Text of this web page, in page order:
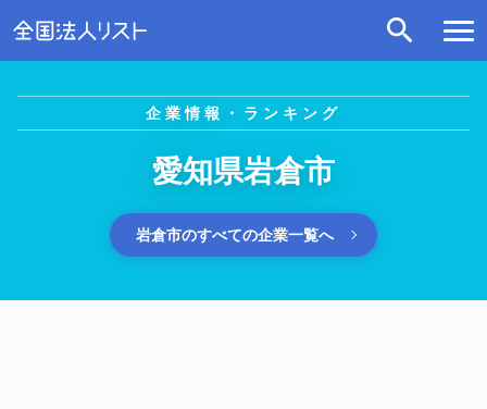
企業情報・ランキング
愛知県岩倉市
岩倉市のすべての企業一覧へ